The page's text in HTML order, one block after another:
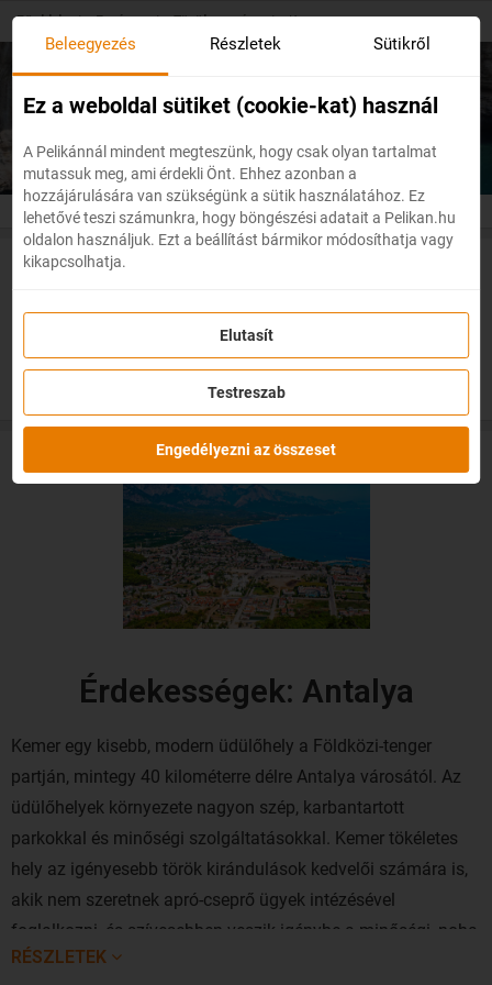
content
Főoldal / Európa / Törökország / Kemer
Olcsó repülőjegyekKemer
Érdekességek: Antalya
Kemer egy kisebb, modern üdülőhely a Földközi-tenger
partján, mintegy 40 kilométerre délre Antalya városától. Az
üdülőhelyek környezete nagyon szép, karbantartott
parkokkal és minőségi szolgáltatásokkal. Kemer tökéletes
hely az igényesebb török kirándulások kedvelői számára is,
akik nem szeretnek apró-cseprő ügyek intézésével
foglalkozni, és szívesebben veszik igénybe a minőségi, noha
drágább szolgáltatásokat.
RÉSZLETEK
Beleegyezés Részletek Sütikről
Ez a weboldal sütiket (cookie-kat) használ
A Pelikánnál mindent megteszünk, hogy csak olyan tartalmat
mutassuk meg, ami érdekli Önt. Ehhez azonban a
hozzájárulására van szükségünk a sütik használatához. Ez
lehetővé teszi számunkra, hogy böngészési adatait a Pelikan.hu
oldalon használjuk. Ezt a beállítást bármikor módosíthatja vagy
kikapcsolhatja.
Elutasít
Testreszab
Engedélyezni az összeset